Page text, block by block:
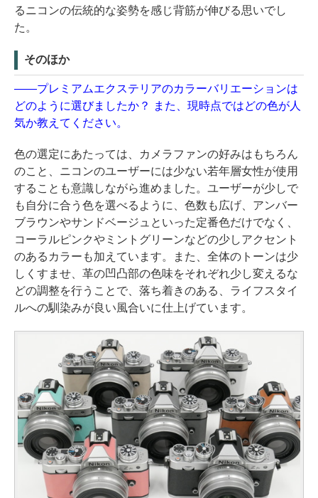
るニコンの伝統的な姿勢を感じ背筋が伸びる思いでし
た。
そのほか
——プレミアムエクステリアのカラーバリエーションは
どのように選びましたか？ また、現時点ではどの色が人
気か教えてください。
色の選定にあたっては、カメラファンの好みはもちろん
のこと、ニコンのユーザーには少ない若年層女性が使用
することも意識しながら進めました。ユーザーが少しで
も自分に合う色を選べるように、色数も広げ、アンバー
ブラウンやサンドベージュといった定番色だけでなく、
コーラルピンクやミントグリーンなどの少しアクセント
のあるカラーも加えています。また、全体のトーンは少
しくすませ、革の凹凸部の色味をそれぞれ少し変えるな
どの調整を行うことで、落ち着きのある、ライフスタイ
ルへの馴染みが良い風合いに仕上げています。